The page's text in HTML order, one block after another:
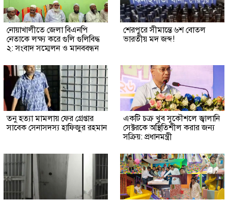
নোয়াখালীতে জেলা বিএনপি
নেতাকে লক্ষ্য করে গুলি গুলিবিদ্ধ
২: সংবাদ সম্মেলন ও মানববন্ধন
শেরপুরে সীমান্তে ৬শ বোতল
ভারতীয় মদ জব্দ!
তনু হত্যা মামলায় ফের গ্রেপ্তার
সাবেক সেনাসদস্য হাফিজুর রহমান
একটি চক্র খুব সুকৌশলে জ্বালানি
সেক্টরকে অস্থিতিশীল করার জন্য
সক্রিয়: প্রধানমন্ত্রী